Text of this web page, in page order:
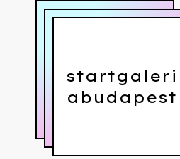
startgaleri
abudapest